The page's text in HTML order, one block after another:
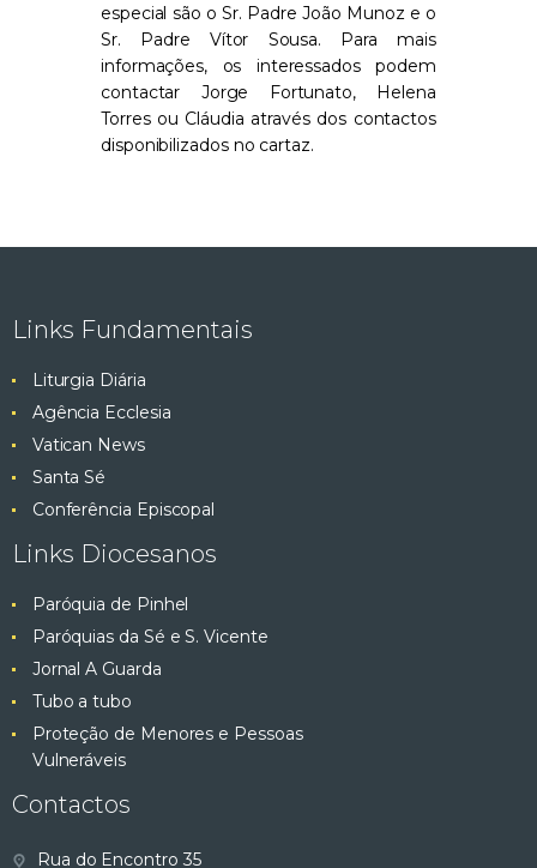
especial são o Sr. Padre João Munoz e o
Sr. Padre Vítor Sousa. Para mais
informações, os interessados podem
contactar Jorge Fortunato, Helena
Torres ou Cláudia através dos contactos
disponibilizados no cartaz.
Links Fundamentais
Liturgia Diária
Agência Ecclesia
Vatican News
Santa Sé
Conferência Episcopal
Links Diocesanos
Paróquia de Pinhel
Paróquias da Sé e S. Vicente
Jornal A Guarda
Tubo a tubo
Proteção de Menores e Pessoas
Vulneráveis
Contactos
Rua do Encontro 35